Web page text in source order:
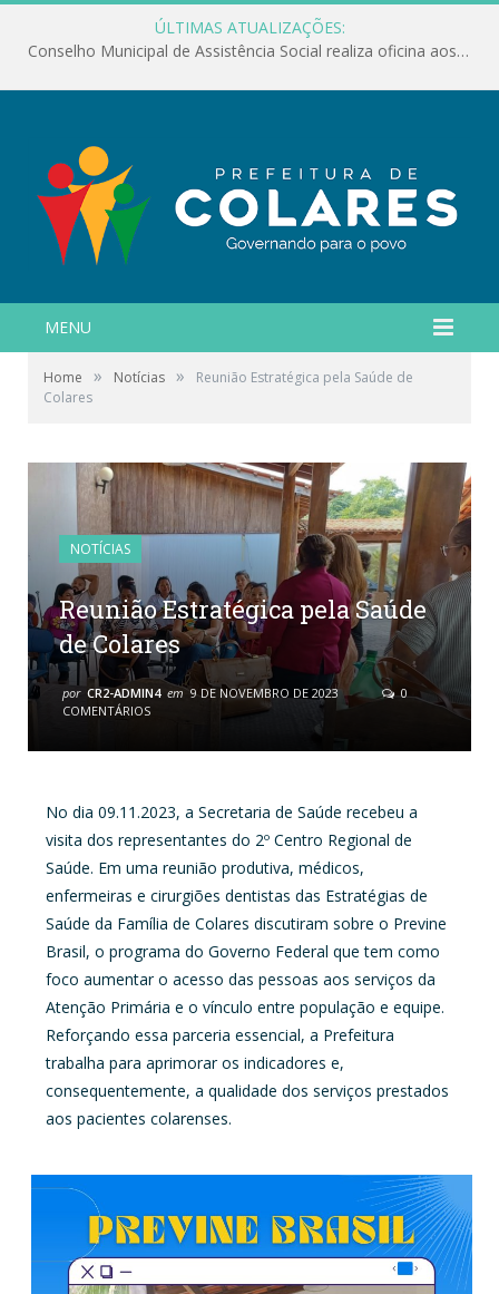
ÚLTIMAS ATUALIZAÇÕES:
Conselho Municipal de Assistência Social realiza oficina aos servidores
MENU
Home » Notícias »
Reunião Estratégica pela Saúde de
Colares
NOTÍCIAS
Reunião Estratégica pela Saúde
de Colares
por CR2-ADMIN4 em 9 DE NOVEMBRO DE 2023
0
COMENTÁRIOS
No dia 09.11.2023, a Secretaria de Saúde recebeu a
visita dos representantes do 2º Centro Regional de
Saúde. Em uma reunião produtiva, médicos,
enfermeiras e cirurgiões dentistas das Estratégias de
Saúde da Família de Colares discutiram sobre o Previne
Brasil, o programa do Governo Federal que tem como
foco aumentar o acesso das pessoas aos serviços da
Atenção Primária e o vínculo entre população e equipe.
Reforçando essa parceria essencial, a Prefeitura
trabalha para aprimorar os indicadores e,
consequentemente, a qualidade dos serviços prestados
aos pacientes colarenses.